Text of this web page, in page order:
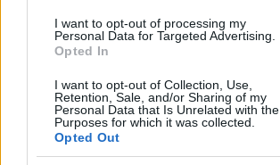
I want to opt-out of processing my
Personal Data for Targeted Advertising.
Opted In
I want to opt-out of Collection, Use,
Retention, Sale, and/or Sharing of my
Personal Data that Is Unrelated with the
Purposes for which it was collected.
Opted Out